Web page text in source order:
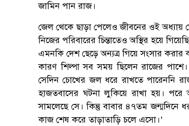
জামিন পান রাজ।
জেল থেকে ছাড়া পেলেও জীবনের ওই
নিজের পরিবারের চিন্তাতেও অস্থির হয়ে
এমনকি দেশ ছেড়ে অন্যত্র গিয়ে সংসার
কারণ শিল্পা সব সময় ছিলেন রাজের
সেদিন চোখের জল ধরে রাখতে পারেননি
হাজতবাসের ঘটনা লুকিয়ে রাখা হয়।
সামলেছে সে। কিন্তু বাবার ৪৭তম
কাজ শেষ করে তাড়াতাড়ি চলে এসো।’